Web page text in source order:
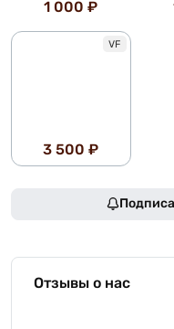
1 000 ₽
VF
3 500 ₽
Отзывы о нас